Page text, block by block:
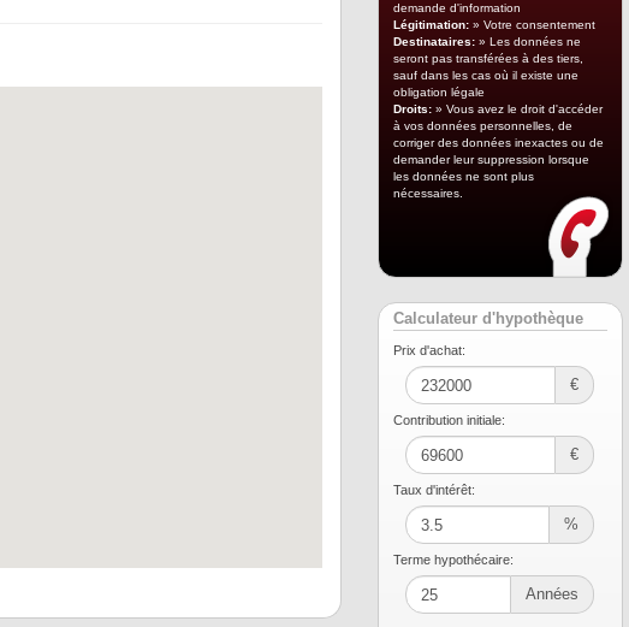
demande d'information
Légitimation: » Votre consentement
Destinataires: » Les données ne
seront pas transférées à des tiers,
sauf dans les cas où il existe une
obligation légale
Droits: » Vous avez le droit d'accéder
à vos données personnelles, de
corriger des données inexactes ou de
demander leur suppression lorsque
les données ne sont plus
nécessaires.
Calculateur d'hypothèque
Prix ​​d'achat:
€
Contribution initiale:
€
Taux d'intérêt:
%
Terme hypothécaire:
Années